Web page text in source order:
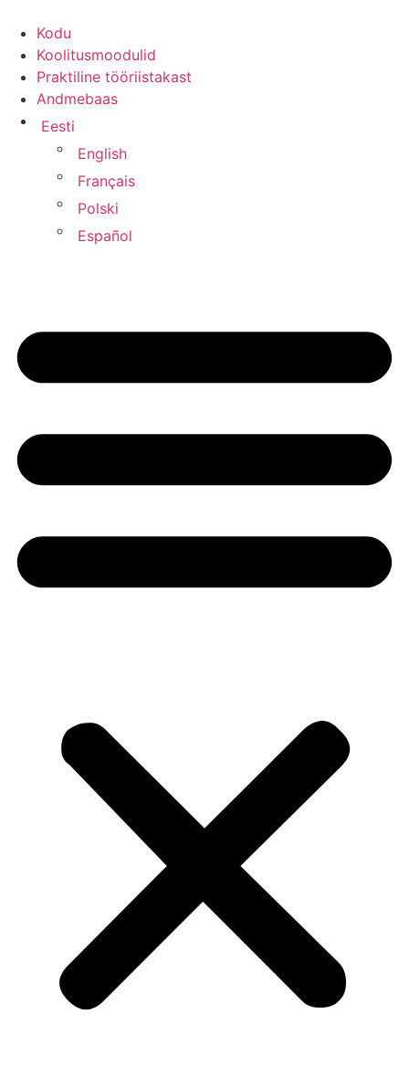
Kodu
Koolitusmoodulid
Praktiline tööriistakast
Andmebaas
Eesti
English
Français
Polski
Español